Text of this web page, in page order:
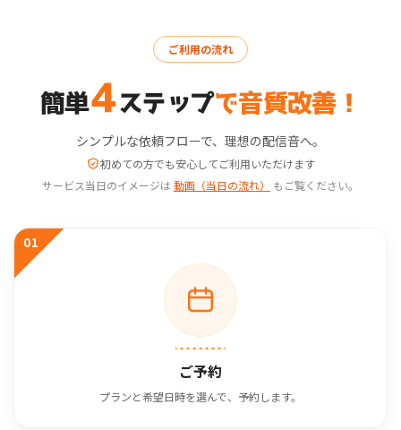
ご利用の流れ
簡単4ステップで音質改善！
シンプルな依頼フローで、理想の配信音へ。
初めての方でも安心してご利用いただけます
サービス当日のイメージは 動画（当日の流れ） もご覧ください。
01
ご予約
プランと希望日時を選んで、予約します。